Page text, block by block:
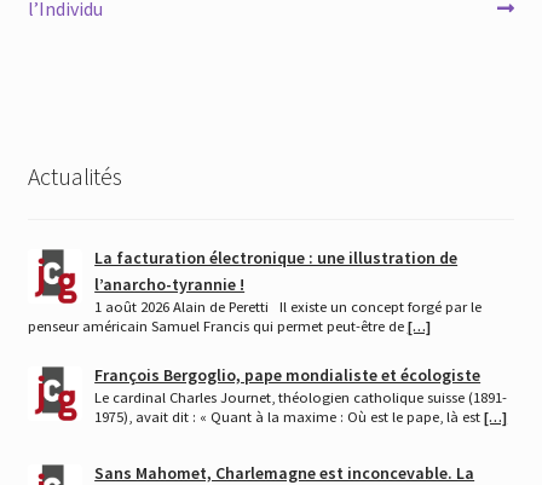
deprécédent :
l’Individu
Actualités
La facturation électronique : une illustration de
l’anarcho-tyrannie !
1 août 2026 Alain de Peretti Il existe un concept forgé par le
penseur américain Samuel Francis qui permet peut-être de […]
François Bergoglio, pape mondialiste et écologiste
Le cardinal Charles Journet, théologien catholique suisse (1891-
1975), avait dit : « Quant à la maxime : Où est le pape, là est[…]
Sans Mahomet, Charlemagne est inconcevable. La